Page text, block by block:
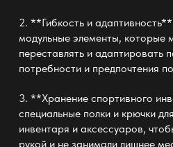
2. **Гибкость и
модульные элементы, которые
переставлять и адаптировать
потребности и предпочтения
3. **Хранение спортивного
специальные полки и крючки
инвентаря и аксессуаров,
рукой и не занимали лишнее